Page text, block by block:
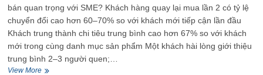
bán quan trọng với SME? Khách hàng quay lại mua lần 2 có tỷ lệ
chuyển đổi cao hơn 60–70% so với khách mới tiếp cận lần đầu
Khách trung thành chi tiêu trung bình cao hơn 67% so với khách
mới trong cùng danh mục sản phẩm Một khách hài lòng giới thiệu
trung bình 2–3 người quen;…
View MoreKỹ